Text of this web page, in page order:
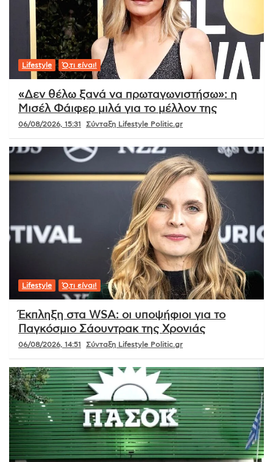
Lifestyle Ό,τι είναι!
«Δεν θέλω ξανά να πρωταγωνιστήσω»: η
Μισέλ Φάιφερ μιλά για το μέλλον της
06/08/2026, 15:31 Σύνταξη Lifestyle Politic.gr
Lifestyle Ό,τι είναι!
Έκπληξη στα WSA: οι υποψήφιοι για το
Παγκόσμιο Σάουντρακ της Χρονιάς
06/08/2026, 14:51 Σύνταξη Lifestyle Politic.gr